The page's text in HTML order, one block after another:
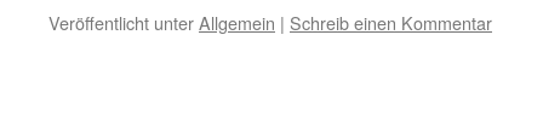
Veröffentlicht unterAllgemein | Schreib einen Kommentar